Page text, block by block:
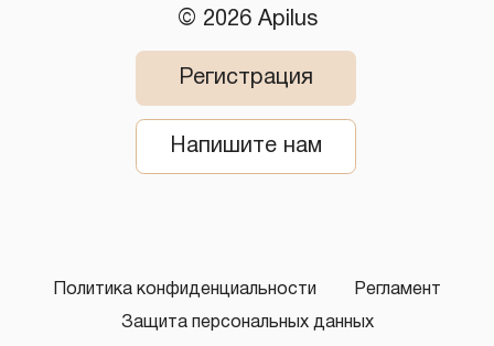
© 2026 Apilus
Политика конфиденциальности Регламент
Защита персональных данных
Регистрация
Напишите нам